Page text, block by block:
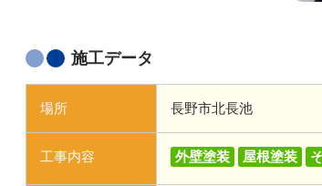
施工データ
場所 長野市北長池
工事内容 外壁塗装 屋根塗装